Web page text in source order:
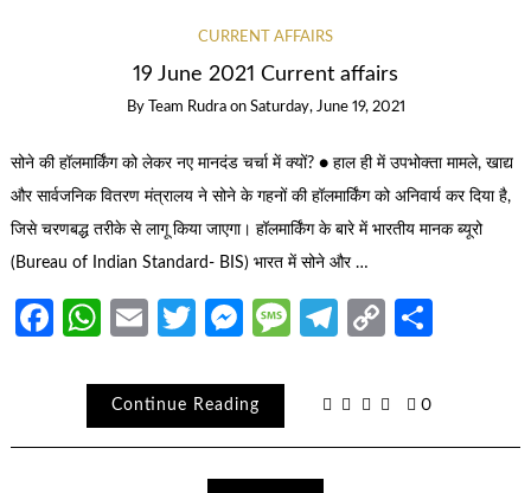
CURRENT AFFAIRS
19 June 2021 Current affairs
By Team Rudra on Saturday, June 19, 2021
सोने की हॉलमार्किंग को लेकर नए मानदंड चर्चा में क्यों? ● हाल ही में उपभोक्ता मामले, खाद्य
और सार्वजनिक वितरण मंत्रालय ने सोने के गहनों की हॉलमार्किंग को अनिवार्य कर दिया है,
जिसे चरणबद्ध तरीके से लागू किया जाएगा। हॉलमार्किंग के बारे में भारतीय मानक ब्यूरो
(Bureau of Indian Standard- BIS) भारत में सोने और …
Facebook
WhatsApp
EmailTwitter
Messenger
Message
Telegram
Copy
Continue Reading 0